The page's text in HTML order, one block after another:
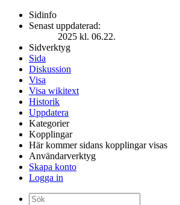
Sidinfo
Senast uppdaterad:
2025 kl. 06.22.
Sidverktyg
Sida
Diskussion
Visa
Visa wikitext
Historik
Uppdatera
Kategorier
Kopplingar
Här kommer sidans kopplingar visas
Användarverktyg
Skapa konto
Logga in